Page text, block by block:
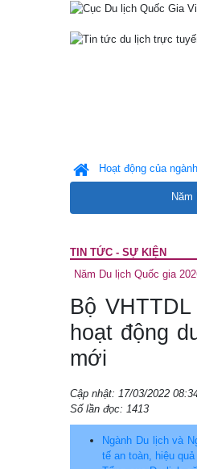
Hoạt động của ngành
TIN TỨC - SỰ KIỆN
Năm Du lịch Quốc gia
Bộ
hoạt động
mới
Cập nhật: 17/03/2022
Số lần đọc: 1413
Ngành Du lịch và
tế an toàn, hiệu quả